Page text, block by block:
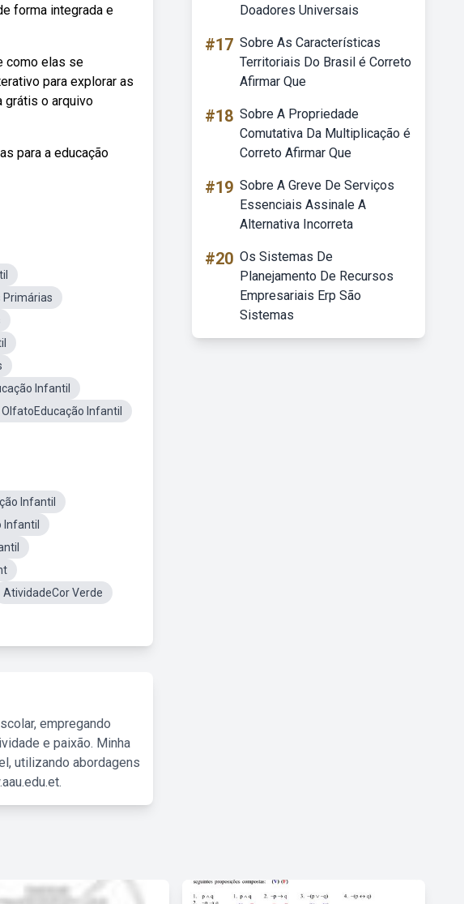
forma integrada e
como elas se
para explorar as
grátis o arquivo
para a educação
Primárias
Infantil
Infantil
Infantil
Infantil
AtividadeCor Verde
empregando
e paixão. Minha
utilizando abordagens
Doadores Universais
#17 Sobre As Características
Territoriais Do Brasil é Correto
Afirmar Que
#18 Sobre A Propriedade
Comutativa Da Multiplicação é
Correto Afirmar Que
#19 Sobre A Greve De Serviços
Essenciais Assinale A
Alternativa Incorreta
#20 Os Sistemas De
Planejamento De Recursos
Empresariais Erp São
Sistemas